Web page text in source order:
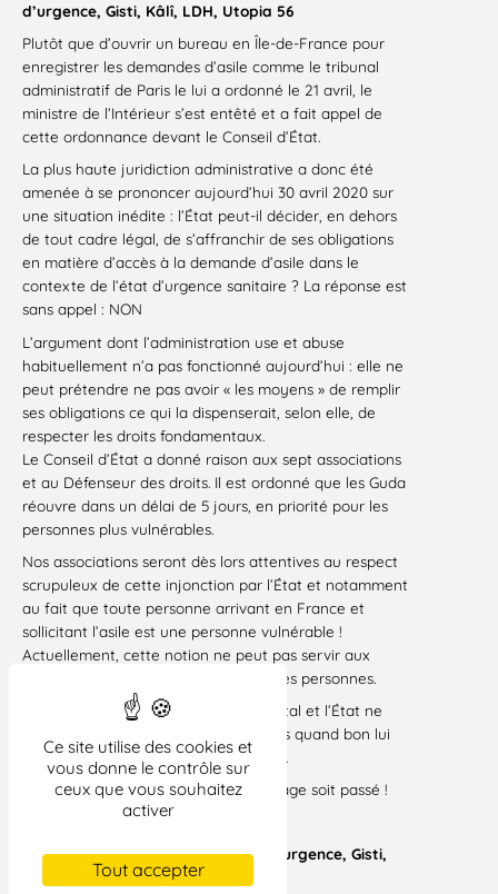
Ce site utilise des cookies et
vous donne le contrôle sur
ceux que vous souhaitez
activer
Tout accepter
d’urgence, Gisti, Kâlî, LDH, Utopia 56
Plutôt que d’ouvrir un bureau en Île-de-France pour
enregistrer les demandes d’asile comme le tribunal
administratif de Paris le lui a ordonné le 21 avril, le
ministre de l’Intérieur s’est entêté et a fait appel de
cette ordonnance devant le Conseil d’État.
La plus haute juridiction administrative a donc été
amenée à se prononcer aujourd’hui 30 avril 2020 sur
une situation inédite : l’État peut-il décider, en dehors
de tout cadre légal, de s’affranchir de ses obligations
en matière d’accès à la demande d’asile dans le
contexte de l’état d’urgence sanitaire ? La réponse est
sans appel : NON
L’argument dont l’administration use et abuse
habituellement n’a pas fonctionné aujourd’hui : elle ne
peut prétendre ne pas avoir « les moyens » de remplir
ses obligations ce qui la dispenserait, selon elle, de
respecter les droits fondamentaux.
Le Conseil d’État a donné raison aux sept associations
et au Défenseur des droits. Il est ordonné que les Guda
réouvre dans un délai de 5 jours, en priorité pour les
personnes plus vulnérables.
Nos associations seront dès lors attentives au respect
scrupuleux de cette injonction par l’État et notamment
au fait que toute personne arrivant en France et
sollicitant l’asile est une personne vulnérable !
Actuellement, cette notion ne peut pas servir aux
préfectures pour opérer un tri entre les personnes.
Le droit d’asile est un droit fondamental et l’État ne
peut pas s’exonérer de ses obligations quand bon lui
semble, même en période d’épidémie.
En espérant que cette fois-ci le message soit passé !
Paris le 30 avril 2020
Signataires : Acat, Ardhis, Droits d’urgence, Gisti,
Kâlî, LDH, Utopia 56